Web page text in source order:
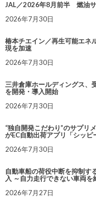
JAL／2026年8月前半 燃油
2026年7月30日
椿本チエイン／再生可能エネ
現を加速
2026年7月30日
三井倉庫ホールディングス、
を開発・導入開始
2026年7月30日
“独自開発こだわり”のサプリ
がEC自動出荷アプリ「シッピ
2026年7月30日
自動車船の荷役中断を抑制す
入 ～自力走行できない車両を
2026年7月27日